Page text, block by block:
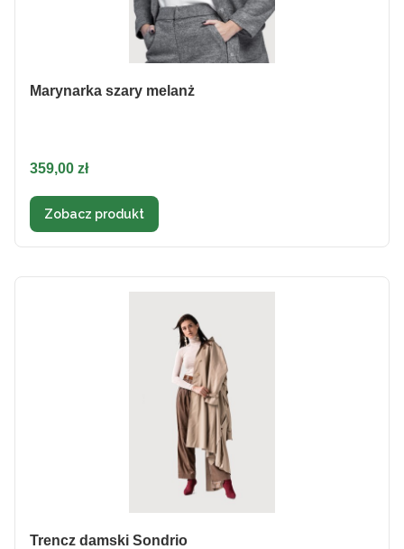
Marynarka szary melanż
Cena
359,00 zł
Zobacz produkt
Trencz damski Sondrio